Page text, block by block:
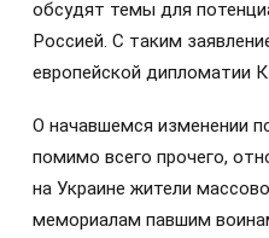
обсудят темы для
Россией. С таким
европейской дипломатии
О начавшемся изменении
помимо всего прочего,
на Украине жители
мемориалам павшим